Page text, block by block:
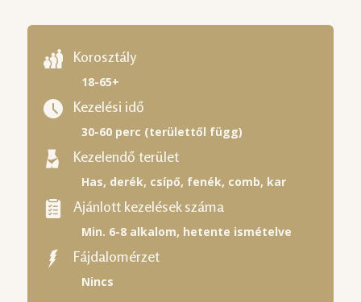
Korosztály
18-65+
Kezelési idő
30-60 perc (területtől függ)
Kezelendő terület
Has, derék, csípő, fenék, comb, kar
Ajánlott kezelések száma
Min. 6-8 alkalom, hetente ismételve
Fájdalomérzet
Nincs